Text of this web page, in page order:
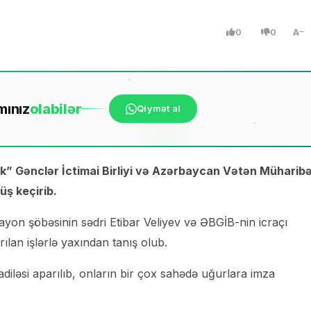
0 0 A
olabilər Qiymət al
Gənclər İctimai Birliyi və Azərbaycan Vətən
keçirib.
şöbəsinin sədri Etibar Veliyev və ƏBGİB-nin icraçı
işlərlə yaxından tanış olub.
aparılıb, onların bir çox sahədə uğurlara imza